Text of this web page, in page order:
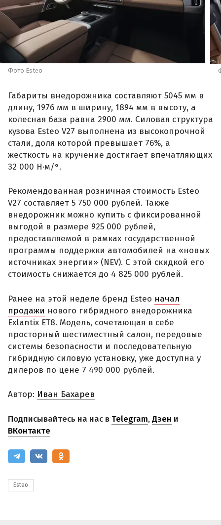
Фото Esteo
Габариты внедорожника составляют 5045 мм в
длину, 1976 мм в ширину, 1894 мм в высоту, а
колесная база равна 2900 мм. Силовая структура
кузова Esteo V27 выполнена из высокопрочной
стали, доля которой превышает 76%, а
жесткость на кручение достигает впечатляющих
32 000 Н·м/°.
Рекомендованная розничная стоимость Esteo
V27 составляет 5 750 000 рублей. Также
внедорожник можно купить с фиксированной
выгодой в размере 925 000 рублей,
предоставляемой в рамках государственной
программы поддержки автомобилей на «новых
источниках энергии» (NEV). С этой скидкой его
стоимость снижается до 4 825 000 рублей.
Ранее на этой неделе бренд Esteo начал
продажи нового гибридного внедорожника
Exlantix ET8. Модель, сочетающая в себе
просторный шестиместный салон, передовые
системы безопасности и последовательную
гибридную силовую установку, уже доступна у
дилеров по цене 7 490 000 рублей.
Автор: Иван Бахарев
Подписывайтесь на нас в Telegram,Дзен и
ВКонтакте
Esteo